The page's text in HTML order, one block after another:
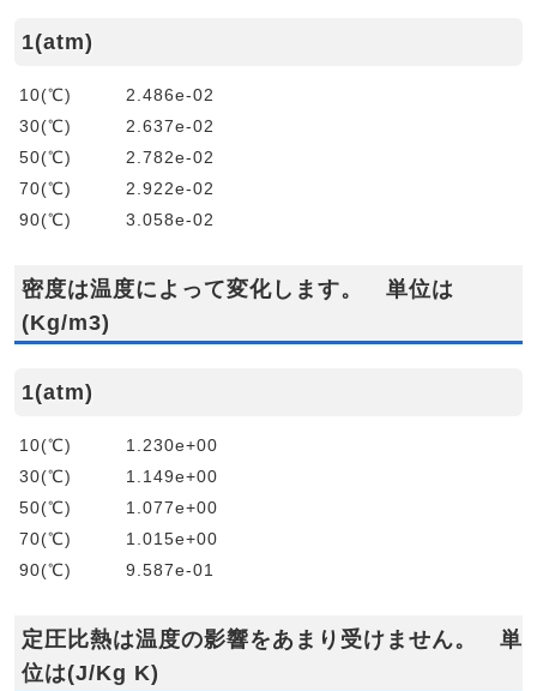
1(atm)
10(℃) 2.486e-02
30(℃) 2.637e-02
50(℃) 2.782e-02
70(℃) 2.922e-02
90(℃) 3.058e-02
密度は温度によって変化します。 単位は
(Kg/m3)
1(atm)
10(℃) 1.230e+00
30(℃) 1.149e+00
50(℃) 1.077e+00
70(℃) 1.015e+00
90(℃) 9.587e-01
定圧比熱は温度の影響をあまり受けません。 単
位は(J/Kg K)